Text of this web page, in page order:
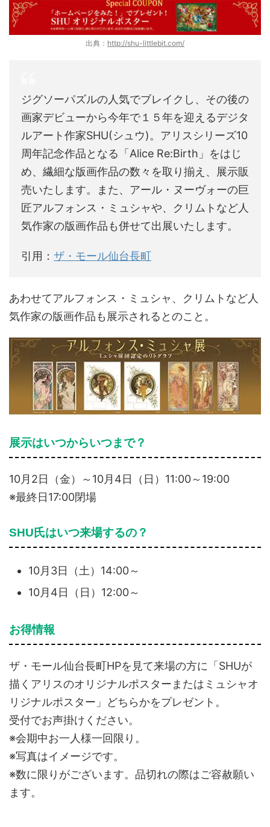
出典： http://shu-littlebit.com/
ジグソーパズルの人気でブレイクし、その後の
画家デビューから今年で１５年を迎えるデジタ
ルアート作家SHU(シュウ)。アリスシリーズ10
周年記念作品となる「Alice Re:Birth」をはじ
め、繊細な版画作品の数々を取り揃え、展示販
売いたします。また、アール・ヌーヴォーの巨
匠アルフォンス・ミュシャや、クリムトなど人
気作家の版画作品も併せて出展いたします。
引用： ザ・モール仙台長町
あわせてアルフォンス・ミュシャ、クリムトなど人
気作家の版画作品も展示されるとのこと。
展示はいつからいつまで？
10月2日（金）～10月4日（日）11:00～19:00
※最終日17:00閉場
SHU氏はいつ来場するの？
10月3日（土）14:00～
10月4日（日）12:00～
お得情報
ザ・モール仙台長町HPを見て来場の方に「SHUが
描くアリスのオリジナルポスターまたはミュシャオ
リジナルポスター」どちらかをプレゼント。
受付でお声掛けください。
※会期中お一人様一回限り。
※写真はイメージです。
※数に限りがございます。品切れの際はご容赦願い
ます。